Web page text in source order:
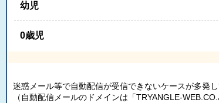
幼児
0歳児
迷惑メール等で自動配信が受信できないケースが多発
（自動配信メールのドメインは「TRYANGLE-